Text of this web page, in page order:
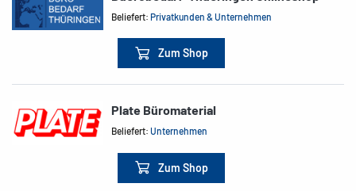
Beliefert:Privatkunden & Unternehmen
Zum Shop
Plate Büromaterial
Beliefert:Unternehmen
Zum Shop